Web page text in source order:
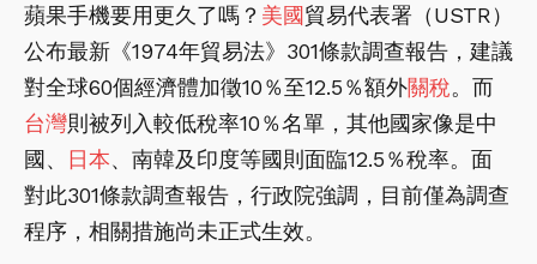
蘋果手機要用更久了嗎？ 美國貿易代表署（USTR）
公布最新《1974年貿易法》301條款調查報告，建議
對全球60個經濟體加徵10％至12.5％額外關稅。而
台灣則被列入較低稅率10％名單，其他國家像是中
國、
日本、南韓及印度等國則面臨12.5％稅率。面
對此301條款調查報告，行政院強調，目前僅為調查
程序，相關措施尚未正式生效。